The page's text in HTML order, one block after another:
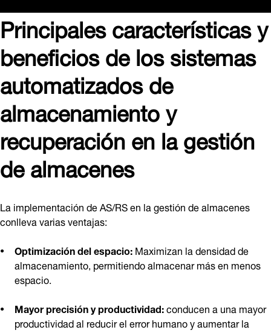
Principales características y
beneficios de los sistemas
automatizados de
almacenamiento y
recuperación en la gestión
de almacenes
La implementación de AS/RS en la gestión de almacenes
conlleva varias ventajas:
Optimización del espacio:Maximizan la densidad de
almacenamiento, permitiendo almacenar más en menos
espacio.
Mayor precisión y productividad:conducen a una mayor
productividad al reducir el error humano y aumentar la